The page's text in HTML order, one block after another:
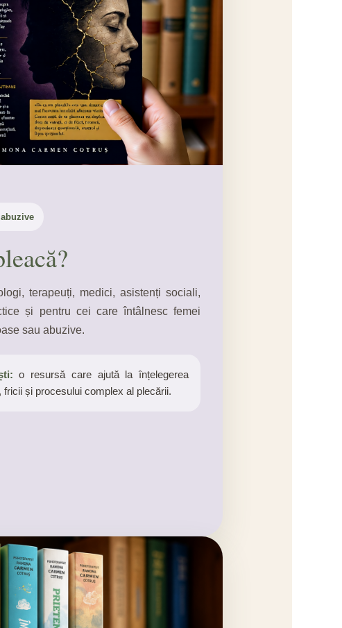
terapeuți, medici, asistenți sociali,
și pentru cei care întâlnesc femei
sau abuzive.
o resursă care ajută la înțelegerea
fricii și procesului complex al plecării.